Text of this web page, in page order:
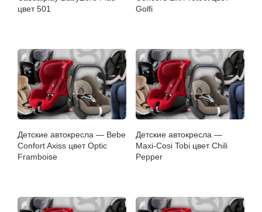
цвет 501
Golfi
Детские автокресла — Bebe
Confort Axiss цвет Optic
Framboise
Детские автокресла —
Maxi-Cosi Tobi цвет Chili
Pepper